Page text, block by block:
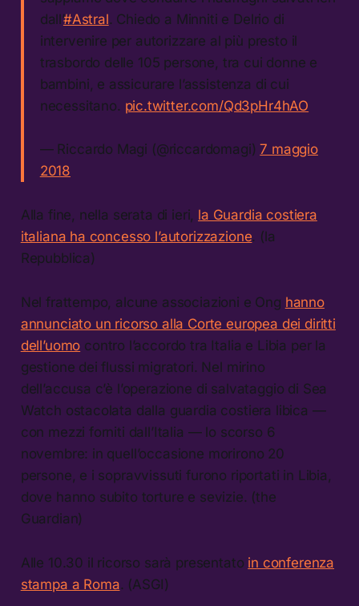
dall’#Astral. Chiedo a Minniti e Delrio di
intervenire per autorizzare al più presto il
trasbordo delle 105 persone, tra cui donne e
bambini, e assicurare l’assistenza di cui
necessitano. pic.twitter.com/Qd3pHr4hAO
— Riccardo Magi (@riccardomagi)7 maggio
2018
Alla fine, nella serata di ieri, la Guardia costiera
italiana ha concesso l’autorizzazione. (la
Repubblica)
Nel frattempo, alcune associazioni e Ong hanno
annunciato un ricorso alla Corte europea dei diritti
dell’uomo contro l’accordo tra Italia e Libia per la
gestione dei flussi migratori. Nel mirino
dell’accusa c’è l’operazione di salvataggio di Sea
Watch ostacolata dalla guardia costiera libica —
con mezzi forniti dall’Italia — lo scorso 6
novembre: in quell’occasione morirono 20
persone, e i sopravvissuti furono riportati in Libia,
dove hanno subito torture e sevizie. (the
Guardian)
Alle 10.30 il ricorso sarà presentato in conferenza
stampa a Roma. (ASGI)